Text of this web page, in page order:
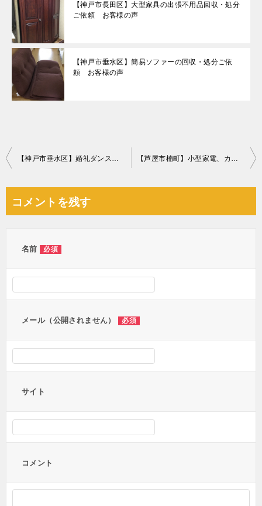
【神戸市長田区】大型家具の出張不用品回収・処分
ご依頼 お客様の声
【神戸市垂水区】簡易ソファーの回収・処分ご依
頼 お客様の声
投
ビ
【神戸市垂水区】婚礼ダンスの回収・処分ご依頼 お客様の声 【芦屋市楠町】小型家電、カラーボックス、一般ごみ等の回収・処分
コメントを残す
名前 必須
メール（公開されません） 必須
サイト
コメント